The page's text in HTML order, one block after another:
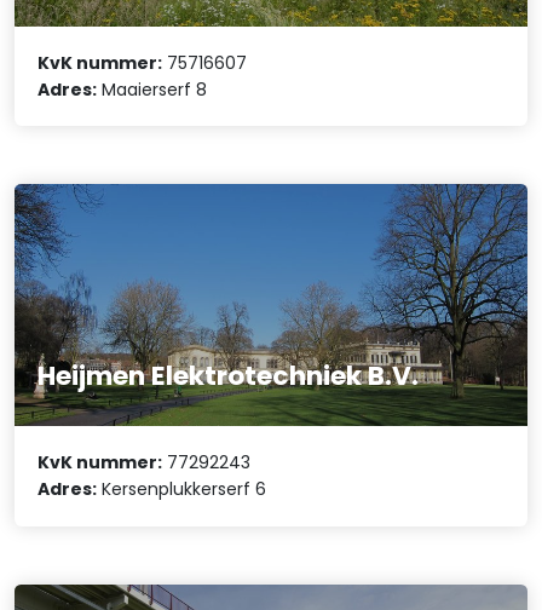
KvK nummer: 75716607
Adres: Maaierserf 8
Heijmen Elektrotechniek B.V.
KvK nummer: 77292243
Adres: Kersenplukkerserf 6